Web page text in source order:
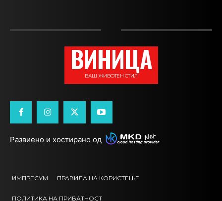
ВИНИЦА
ВАШ ЖИВОТЕН СТИЛ
Развиено и хостирано од
ИМПРЕСУМ ПРАВИЛА НА КОРИСТЕЊЕ
ПОЛИТИКА НА ПРИВАТНОСТ